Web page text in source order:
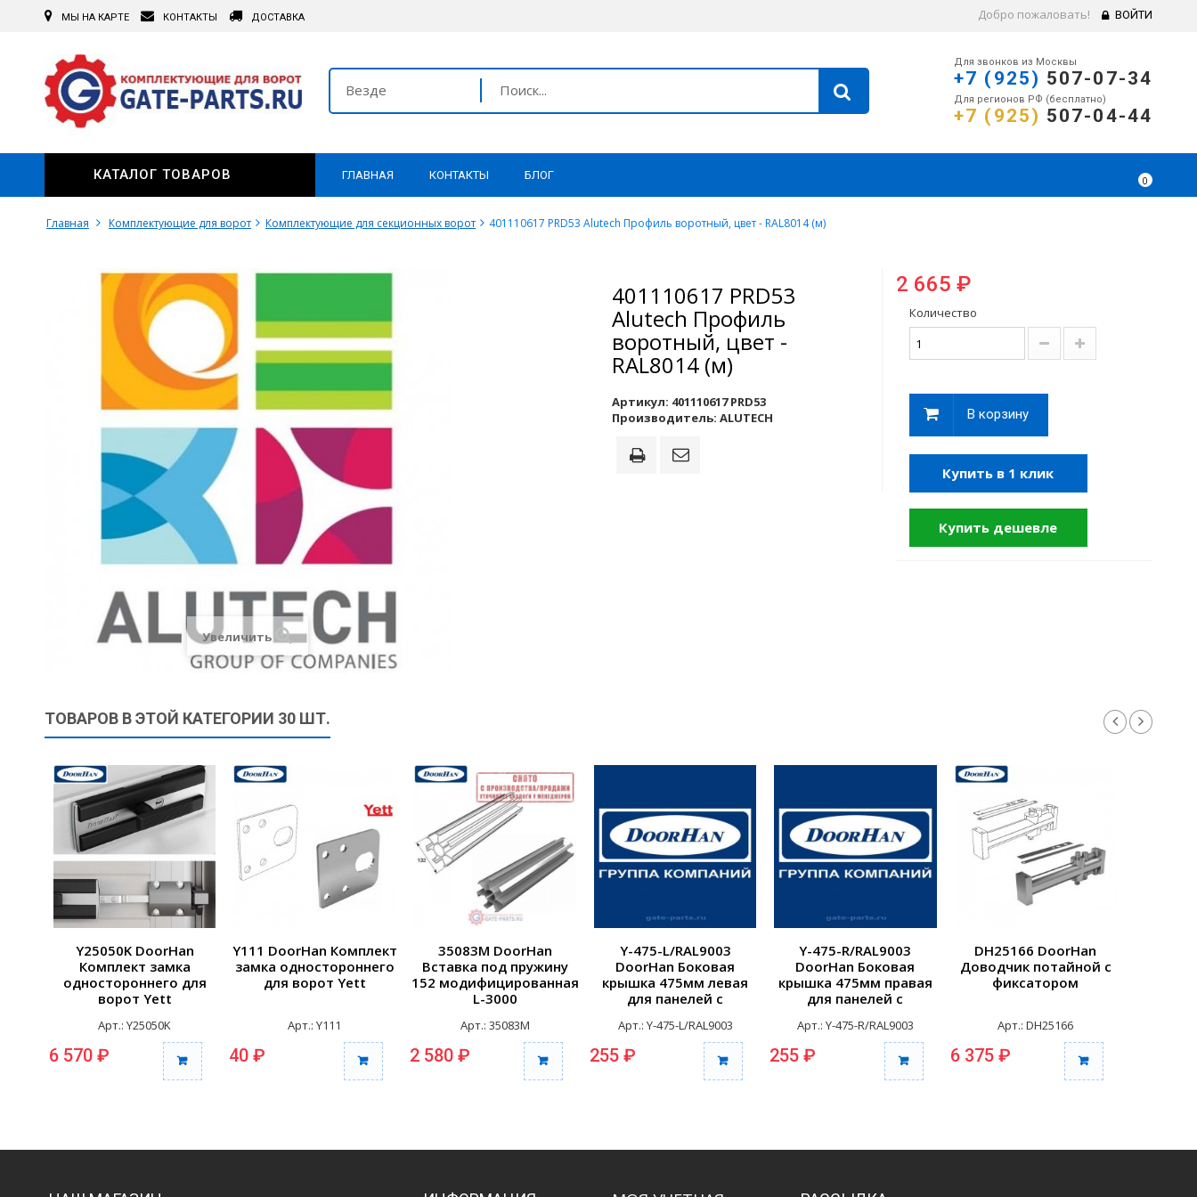
Добро пожаловать! ВОЙТИ
МЫ НА КАРТЕ КОНТАКТЫ ДОСТАВКА
Везде
Для звонков из Москвы
+7 (925) 507-07-34
Для регионов РФ (бесплатно)
+7 (925) 507-04-44
0
ГЛАВНАЯ КОНТАКТЫ БЛОГ
КАТАЛОГ ТОВАРОВ
Главная Комплектующие для ворот Комплектующие для секционных ворот 401110617 PRD53 Alutech Профиль воротный, цвет - RAL8014 (м)
Увеличить
401110617 PRD53
Alutech Профиль
воротный, цвет -
RAL8014 (м)
Артикул: 401110617 PRD53
Производитель: ALUTECH
2 665 ₽
Количество
В корзину
Купить в 1 клик
Купить дешевле
ТОВАРОВ В ЭТОЙ КАТЕГОРИИ 30 ШТ.
Y25050K DoorHan
Комплект замка
одностороннего для
ворот Yett
Арт.: Y25050K
6 570 ₽
Y111 DoorHan Комплект
замка одностороннего
для ворот Yett
Арт.: Y111
40 ₽
35083M DoorHan
Вставка под пружину
152 модифицированная
L-3000
Арт.: 35083M
2 580 ₽
Y-475-L/RAL9003
DoorHan Боковая
крышка 475мм левая
для панелей с
крепления RAL9003
Арт.: Y-475-L/RAL9003
255 ₽
Y-475-R/RAL9003
DoorHan Боковая
крышка 475мм правая
для панелей с
крепления RAL9003
Арт.: Y-475-R/RAL9003
255 ₽
DH25166 DoorHan
Доводчик потайной с
фиксатором
Арт.: DH25166
6 375 ₽